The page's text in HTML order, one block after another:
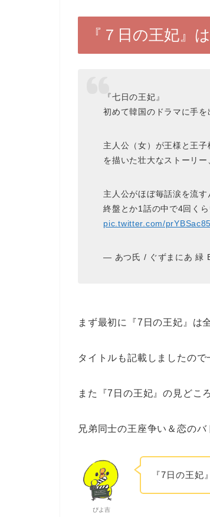
『７日の王妃』
『七日の王妃』
初めて韓国のドラマに手を
主人公（女）が王様と王
を描いた壮大なストーリー
主人公がほぼ毎話涙を流す
終盤とか1話の中で4回く
pic.twitter.com/
— あつ氏 / ぐずまにあ 緑
まず最初に『7日の王妃』は
タイトルも記載しましたので
また『7日の王妃』の見どこ
兄弟同士の王座争い＆恋のバ
ぴよ吉
『7日の王妃